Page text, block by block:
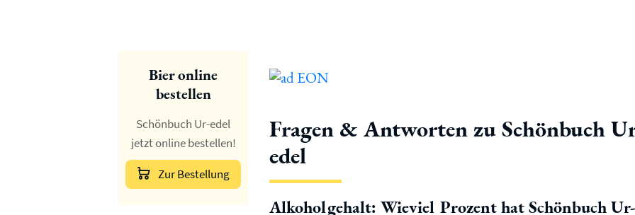
Bier online
bestellen
Schönbuch Ur-edel
jetzt online bestellen!
Zur Bestellung
Fragen & Antworten zu Schönbuch
edel
Alkoholgehalt: Wieviel Prozent hat Schönbuch